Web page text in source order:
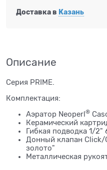
Доставка в Казань
Описание
Серия PRIME.
Комплектация:
Аэратор Neoperl ®
Керамический
Гибкая подводка 1/2"
Донный клапан Click/
золото"
Металлическая